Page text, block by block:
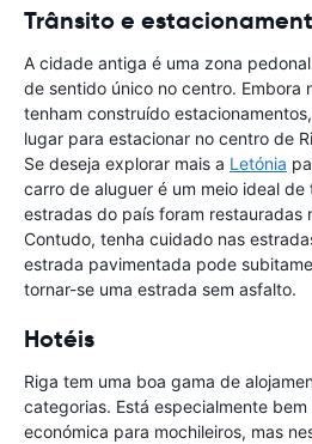
Trânsito e
A cidade antiga é uma zona
de sentido único no centro. Embora
tenham construído
lugar para estacionar no centro de
Se deseja explorar mais a Letónia
carro de aluguer é um meio ideal
estradas do país foram restauradas
Contudo, tenha cuidado nas
estrada pavimentada pode
tornar-se uma estrada sem asfalto.
Hotéis
Riga tem uma boa gama de
categorias. Está especialmente
económica para mochileiros, mas